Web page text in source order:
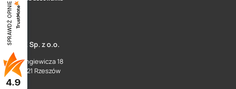
SUEZ Sp. z o.o.
ul. Langiewicza 18
35 - 021 Rzeszów
SPRAWDŹ OPINIE
4.9